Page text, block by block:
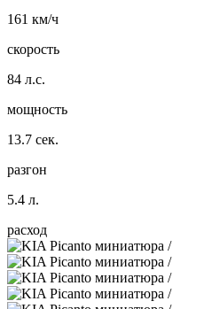
161 км/ч
скорость
84 л.с.
мощность
13.7 сек.
разгон
5.4 л.
расход